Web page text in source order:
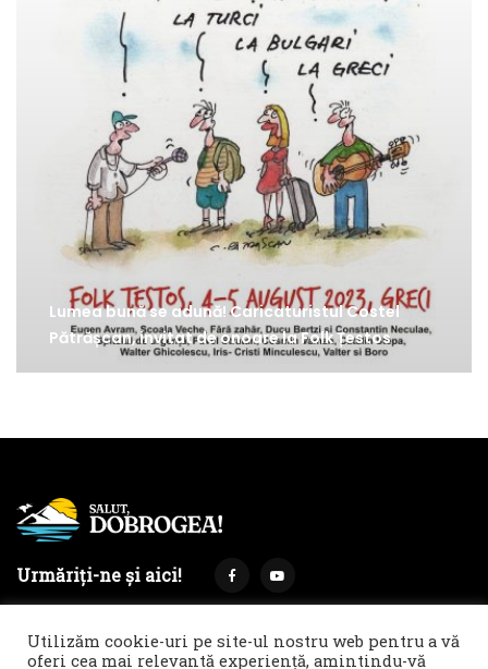
Lumea bună se adună! Caricaturistul Costel
Pătrășcan, invitat de onoare la Folk Țestos
Urmăriți-ne și aici!
Utilizăm cookie-uri pe site-ul nostru web pentru a vă
oferi cea mai relevantă experiență, amintindu-vă